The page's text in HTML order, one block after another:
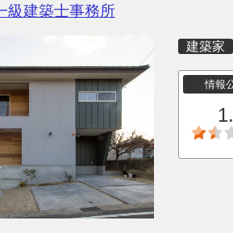
級建築士事務所
建築家
情報